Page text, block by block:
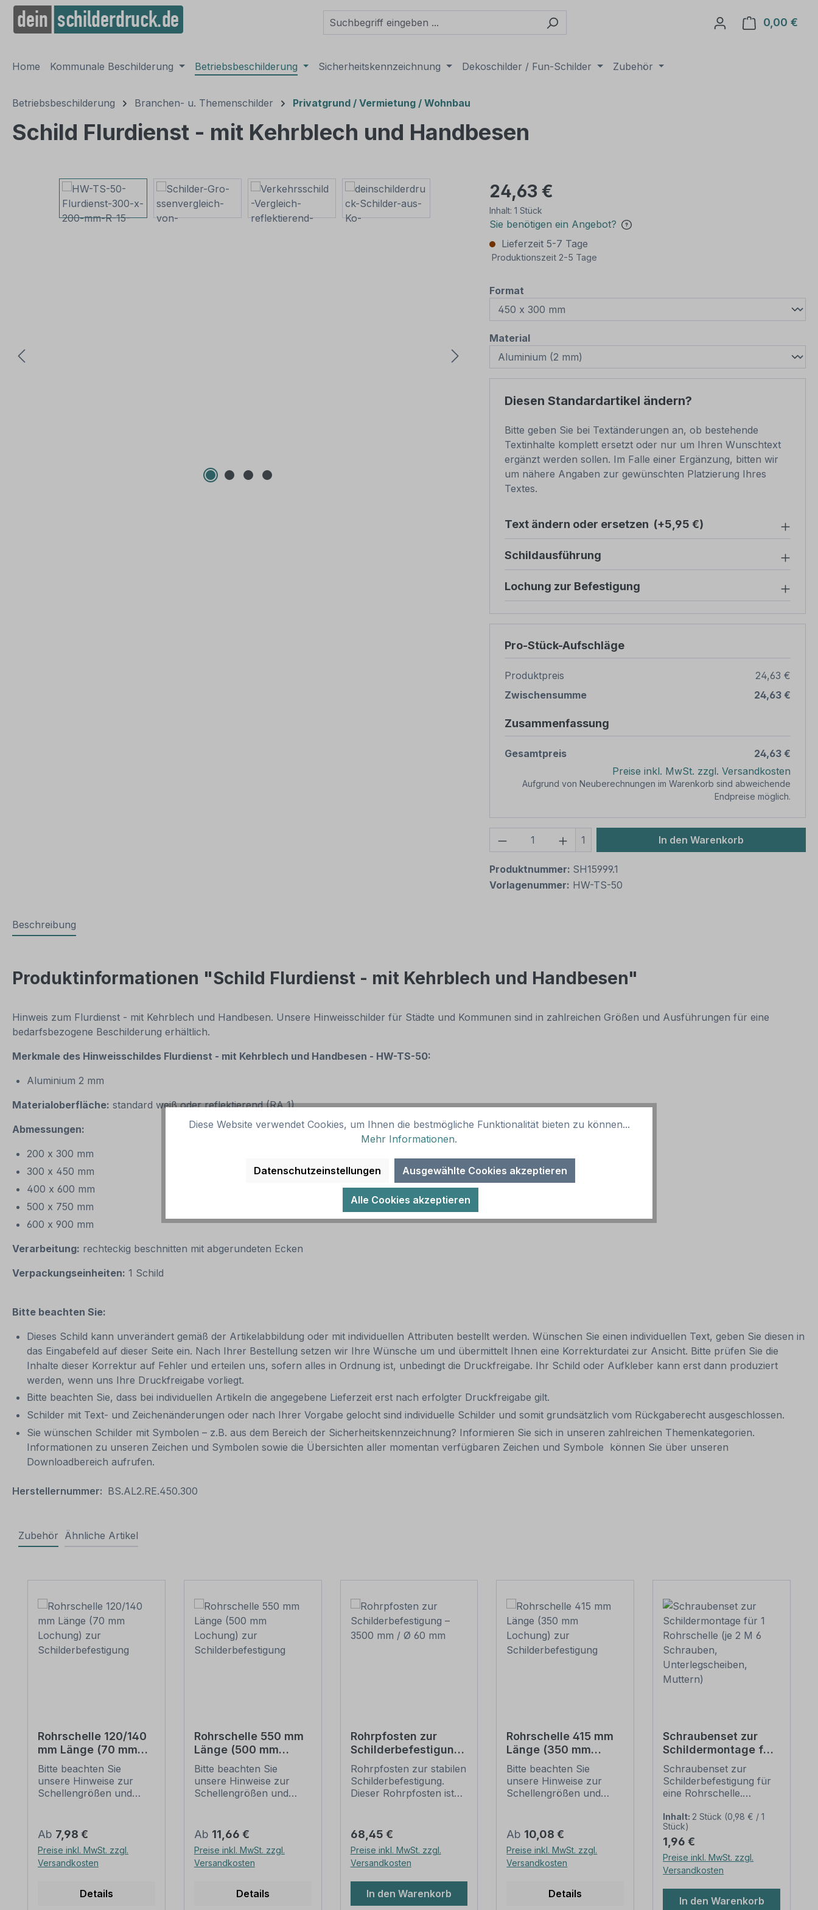
Zur Hauptnavigation springen
0,00 €
Home Kommunale Beschilderung Betriebsbeschilderung Sicherheitskennzeichnung Dekoschilder / Fun-Schilder Zubehör
Betriebsbeschilderung Branchen- u. Themenschilder Privatgrund / Vermietung / Wohnbau
Schild Flurdienst - mit Kehrblech und Handbesen
Bildergalerie überspringen 24,63 €
Inhalt: 1 Stück
Sie benötigen ein Angebot?
Lieferzeit 5-7 Tage
Produktionszeit 2-5 Tage
Format
Materialauswählen
Diesen Standardartikel ändern?
Bitte geben Sie bei Textänderungen an, ob bestehende
Textinhalte komplett ersetzt oder nur um Ihren Wunschtext
ergänzt werden sollen. Im Falle einer Ergänzung, bitten wir
um nähere Angaben zur gewünschten Platzierung Ihres
Textes.
Text ändern oder ersetzen (+5,95 €)
Schildausführung
Lochung zur Befestigung
Pro-Stück-Aufschläge
Produktpreis
24,63 €
Zwischensumme
24,63 €
Zusammenfassung
Gesamtpreis
24,63 €
Preise inkl. MwSt. zzgl. Versandkosten
Aufgrund von Neuberechnungen im Warenkorb sind abweichende
Endpreise möglich.
Produkt Anzahl: Gib den gewünschten Wert
1 In den Warenkorb
Produktnummer: SH15999.1
Vorlagenummer: HW-TS-50
Beschreibung
Produktinformationen "Schild Flurdienst - mit Kehrblech und Handbesen"
Hinweis zum Flurdienst - mit Kehrblech und Handbesen. Unsere Hinweisschilder für Städte und Kommunen sind in zahlreichen Größen und Ausführungen für eine
bedarfsbezogene Beschilderung erhältlich.
Merkmale des Hinweisschildes Flurdienst - mit Kehrblech und Handbesen - HW-TS-50:
Aluminium 2 mm
Materialoberfläche: standard weiß oder reflektierend (RA 1)
Abmessungen:
200 x 300 mm
300 x 450 mm
400 x 600 mm
500 x 750 mm
600 x 900 mm
Verarbeitung: rechteckig beschnitten mit abgerundeten Ecken
Verpackungseinheiten: 1 Schild
Bitte beachten Sie:
Dieses Schild kann unverändert gemäß der Artikelabbildung oder mit individuellen Attributen bestellt werden. Wünschen Sie einen individuellen Text, geben Sie diesen in
das Eingabefeld auf dieser Seite ein. Nach Ihrer Bestellung setzen wir Ihre Wünsche um und übermittelt Ihnen eine Korrekturdatei zur Ansicht. Bitte prüfen Sie die
Inhalte dieser Korrektur auf Fehler und erteilen uns, sofern alles in Ordnung ist, unbedingt die Druckfreigabe. Ihr Schild oder Aufkleber kann erst dann produziert
werden, wenn uns Ihre Druckfreigabe vorliegt.
Bitte beachten Sie, dass bei individuellen Artikeln die angegebene Lieferzeit erst nach erfolgter Druckfreigabe gilt.
Schilder mit Text- und Zeichenänderungen oder nach Ihrer Vorgabe gelocht sind individuelle Schilder und somit grundsätzlich vom Rückgaberecht ausgeschlossen.
Sie wünschen Schilder mit Symbolen – z.B. aus dem Bereich der Sicherheitskennzeichnung? Informieren Sie sich in unseren zahlreichen Themenkategorien.
Informationen zu unseren Zeichen und Symbolen sowie die Übersichten aller momentan verfügbaren Zeichen und Symbole können Sie über unseren
Downloadbereich aufrufen.
Herstellernummer: BS.AL2.RE.450.300
Zubehör Ähnliche Artikel
Rohrschelle 120/140
mm Länge (70 mm
Lochung) zur
Schilderbefestigung
Bitte beachten Sie
unsere Hinweise zur
Schellengrößen und
(weiter unten).
Rohrschellen nach der
IVZ-Norm stellen die
Standardbefestigungen
Verkehrszeichen dar. Sie
Regulärer Preis:
Ab 7,98 €
Preise inkl. MwSt. zzgl.
Versandkosten
Details
Rohrschelle 550 mm
Länge (500 mm
Lochung) zur
Schilderbefestigung
Bitte beachten Sie
unsere Hinweise zur
Schellengrößen und
(weiter unten).
Rohrschellen nach der
IVZ-Norm stellen die
Standardbefestigungen
Verkehrszeichen dar. Sie
Regulärer Preis:
Ab 11,66 €
Preise inkl. MwSt. zzgl.
Versandkosten
Details
Rohrpfosten zur
Schilderbefestigung
– 3500 mm / Ø 60
mm
Rohrpfosten zur stabilen
Schilderbefestigung.
Dieser Rohrpfosten ist
60 mm geeignet.
Merkmale dieses
Rohrpfostens:
Ausführung: Stahl,
Ausführung -
Regulärer Preis:
68,45 €
Preise inkl. MwSt. zzgl.
Versandkosten
In den Warenkorb
Rohrschelle 415 mm
Länge (350 mm
Lochung) zur
Schilderbefestigung
Bitte beachten Sie
unsere Hinweise zur
Schellengrößen und
(weiter unten).
Rohrschellen nach der
IVZ-Norm stellen die
Standardbefestigungen
Verkehrszeichen dar. Sie
Regulärer Preis:
Ab 10,08 €
Preise inkl. MwSt. zzgl.
Versandkosten
Details
Schraubenset zur
Schildermontage für
1 Rohrschelle (je 2 M
6 Schrauben,
Unterlegscheiben,
Schraubenset zur
Schilderbefestigung für
eine Rohrschelle.
Schraubensets zur
Schilderbefestigung:
Ausführung: Stahl,
feuerverzinkt
Verpackungseinheit -
Set: 2 Stück -
Kreuzschlitzschrauben
M 6 x 16 2 Stück -
Inhalt: 2 Stück (0,98 € / 1
Stück)
Regulärer Preis:
1,96 €
Preise inkl. MwSt. zzgl.
Versandkosten
In den Warenkorb
Diese Website verwendet Cookies, um Ihnen die bestmögliche Funktionalität bieten zu können...
Mehr Informationen.
Datenschutzeinstellungen Ausgewählte Cookies akzeptieren
Alle Cookies akzeptieren